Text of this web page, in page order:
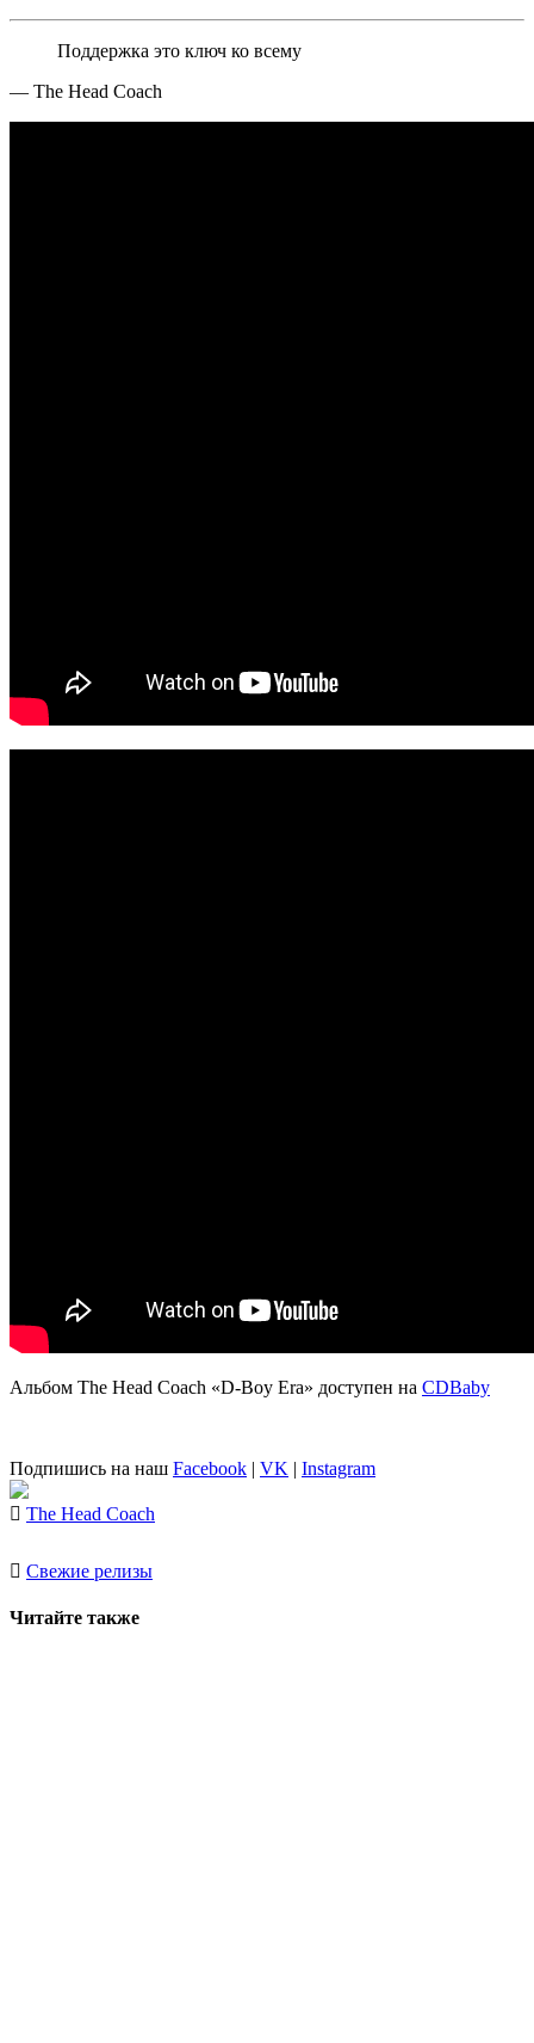
Поддержка это ключ ко всему
— The Head Coach
Альбом The Head Coach «D-Boy Era» доступен на CDBaby
Подпишись на наш Facebook | VK | Instagram
The Head Coach
Свежие релизы
Читайте также